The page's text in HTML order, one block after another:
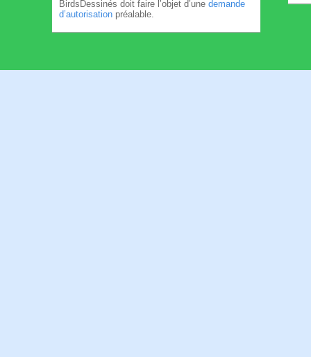
BirdsDessinés doit faire l’objet d’une demande
d’autorisation préalable.